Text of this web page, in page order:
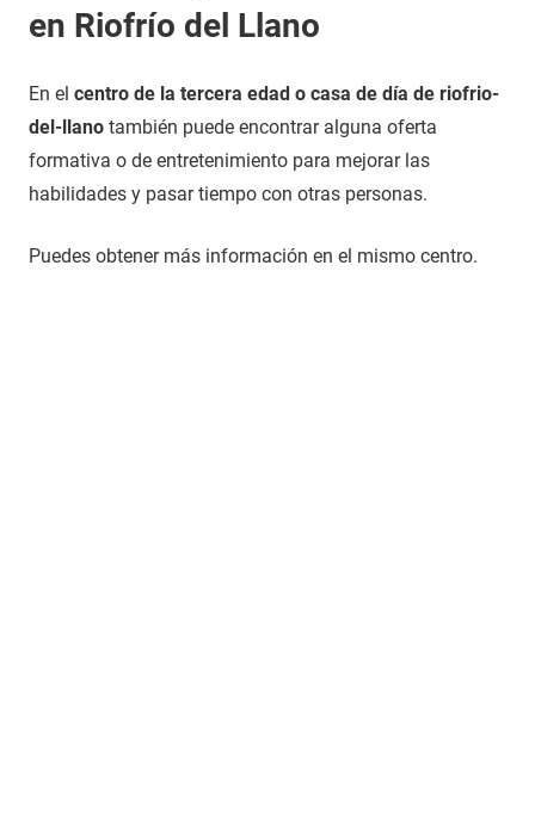
en Riofrío del Llano
En el centro de la tercera edad o casa de día de riofrio-
del-llano también puede encontrar alguna oferta
formativa o de entretenimiento para mejorar las
habilidades y pasar tiempo con otras personas.
Puedes obtener más información en el mismo centro.